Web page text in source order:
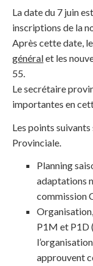
La date du 7 juin
inscriptions de la
Après cette date,
généralet les
55.
Le secrétaire
importantes en
Les points
Provinciale.
Planning
adaptations
commission
P1M et P1D
approuvent